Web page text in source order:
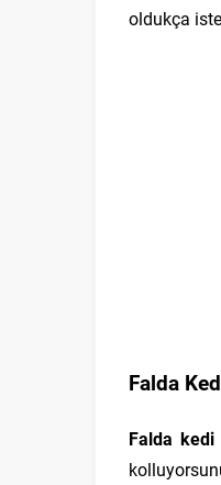
oldukça
Falda
Falda